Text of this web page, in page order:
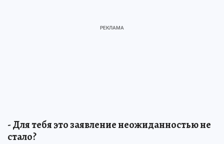
- Для тебя это заявление неожиданностью не
стало?